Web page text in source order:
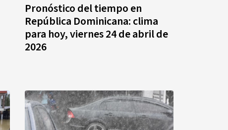
Pronóstico del tiempo en
República Dominicana: clima
para hoy, viernes 24 de abril de
2026